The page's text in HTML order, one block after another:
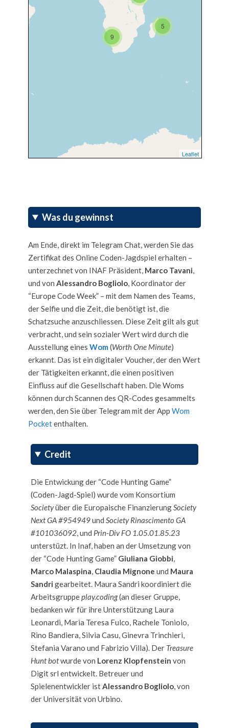
9
5
Leaflet
Was du gewinnst
Am Ende, direkt im Telegram Chat, werden Sie das
Zertifikat des Online Coden-Jagdspiel erhalten –
unterzechnet von INAF Präsident, Marco Tavani,
und von Alessandro Bogliolo, Koordinator der
“Europe Code Week” – mit dem Namen des Teams,
der Selfie und die Zeit, die benötigt ist, die
Schatzsuche anzuschliessen. Diese Zeit gilt als gut
verbracht, und sein sozialer Wert wird durch die
Ausstellung eines Wom (Worth One Minute)
erkannt. Das ist ein digitaler Voucher, der den Wert
der Tätigkeiten erkannt, die einen positiven
Einfluss auf die Gesellschaft haben. Die Woms
können durch Scannen des QR-Codes gesammelts
werden, den Sie über Telegram mit der App Wom
Pocketenthalten.
Credit
Die Entwickung der “Code Hunting Game”
(Coden-Jagd-Spiel) wurde vom Konsortium
Societyüber die Europaische FinanzierungSociety
Next GA #954949und Society Rinascimento GA
#101036092, und Prin-Div FO 1.05.01.85.23
unterstüzt. In Inaf, haben an der Umsetzung von
der “Code Hunting Game” Giuliana Giobbi,
Marco Malaspina, Claudia Mignone und Maura
Sandri gearbeitet. Maura Sandri koordiniert die
Arbeitsgruppeplay.coding(an dieser Gruppe,
bedanken wir für ihre Unterstützung Laura
Leonardi, Maria Teresa Fulco, Rachele Toniolo,
Rino Bandiera, Silvia Casu, Ginevra Trinchieri,
Stefania Varano und Fabrizio Villa). Der Treasure
Hunt botwurde von Lorenz Klopfenstein von
Digit srl entwickelt. Betreuer und
Spielenentwickler istAlessandro Bogliolo, von
der Universität von Urbino.